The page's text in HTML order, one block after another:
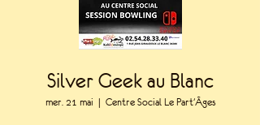
Silver Geek au Blanc
mer. 21 mai Centre Social Le Part'Âges